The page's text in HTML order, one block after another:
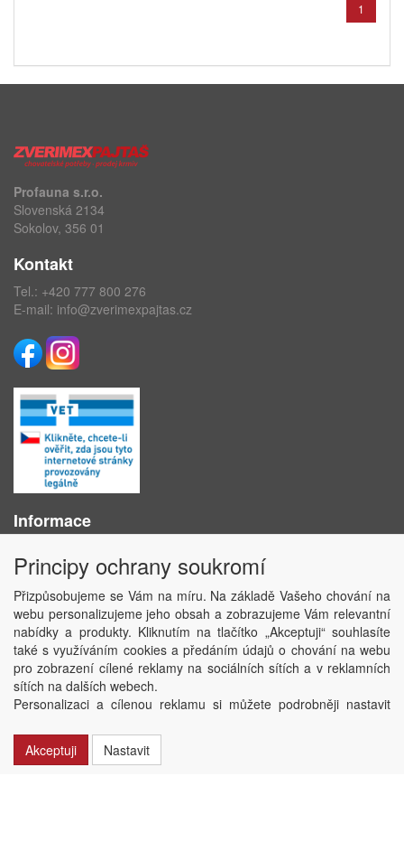
1
Profauna s.r.o.
Slovenská 2134
Sokolov, 356 01
Kontakt
Tel.: +420 777 800 276
E-mail: info@zverimexpajtas.cz
Informace
Obchodní podmínky
Ochrana osobních údajů
Kontakt
Losování účtenek
Aktuality
Nastavení soukromí
Copyright © ABRA Software a.s. 2020
Principy ochrany soukromí
Přizpůsobujeme se Vám na míru. Na základě Vašeho chování na
webu personalizujeme jeho obsah a zobrazujeme Vám relevantní
nabídky a produkty. Kliknutím na tlačítko „Akceptuji“ souhlasíte
také s využíváním cookies a předáním údajů o chování na webu
pro zobrazení cílené reklamy na sociálních sítích a v reklamních
sítích na dalších webech.
Personalizaci a cílenou reklamu si můžete podrobněji nastavit
Akceptuji
Nastavit